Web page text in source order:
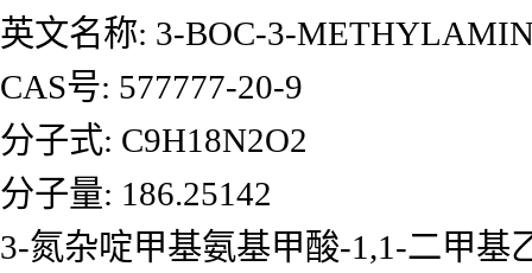
英文名称: 3-BOC-3-
CAS号: 577777-20-9
分子式: C9H18N2O2
分子量: 186.25142
3-氮杂啶甲基氨基甲酸-1,1-二甲